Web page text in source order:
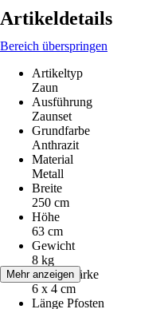
Artikeldetails
Bereich überspringen
Artikeltyp
Zaun
Ausführung
Zaunset
Grundfarbe
Anthrazit
Material
Metall
Breite
250 cm
Höhe
63 cm
Gewicht
8 kg
Pfostenstärke
6 x 4 cm
Länge Pfosten
Mehr anzeigen